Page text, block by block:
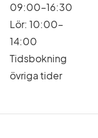
09:00–16:30
Lör: 10:00–
14:00
Tidsbokning
övriga tider